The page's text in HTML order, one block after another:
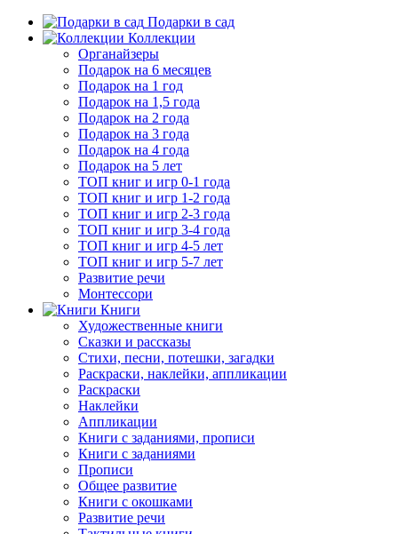
Подарки в сад
Коллекции
Органайзеры
Подарок на 6 месяцев
Подарок на 1 год
Подарок на 1,5 года
Подарок на 2 года
Подарок на 3 года
Подарок на 4 года
Подарок на 5 лет
ТОП книг и игр 0-1 года
ТОП книг и игр 1-2 года
ТОП книг и игр 2-3 года
ТОП книг и игр 3-4 года
ТОП книг и игр 4-5 лет
ТОП книг и игр 5-7 лет
Развитие речи
Монтессори
Книги
Художественные книги
Сказки и рассказы
Стихи, песни, потешки, загадки
Раскраски, наклейки, аппликации
Раскраски
Наклейки
Аппликации
Книги с заданиями, прописи
Книги с заданиями
Прописи
Общее развитие
Книги с окошками
Развитие речи